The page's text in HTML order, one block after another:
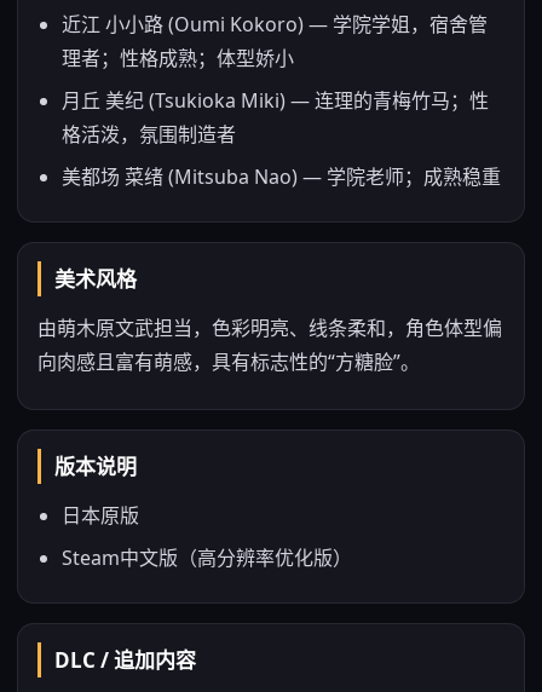
近江 小小路 (Oumi Kokoro) — 学院学姐，宿舍管
理者；性格成熟；体型娇小
月丘 美纪 (Tsukioka Miki) — 连理的青梅竹马；性
格活泼，氛围制造者
美都场 菜绪 (Mitsuba Nao) — 学院老师；成熟稳重
美术风格
由萌木原文武担当，色彩明亮、线条柔和，角色体型偏
向肉感且富有萌感，具有标志性的“方糖脸”。
版本说明
日本原版
Steam中文版（高分辨率优化版）
DLC / 追加内容